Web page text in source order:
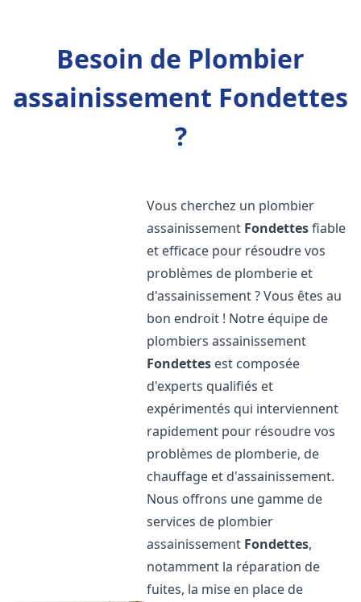
Besoin de Plombier
assainissement Fondettes
?
Vous cherchez un plombier
assainissement Fondettesfiable
et efficace pour résoudre vos
problèmes de plomberie et
d'assainissement ? Vous êtes au
bon endroit ! Notre équipe de
plombiers assainissement
Fondettes est composée
d'experts qualifiés et
expérimentés qui interviennent
rapidement pour résoudre vos
problèmes de plomberie, de
chauffage et d'assainissement.
Nous offrons une gamme de
services de plombier
assainissement Fondettes,
notamment la réparation de
fuites, la mise en place de